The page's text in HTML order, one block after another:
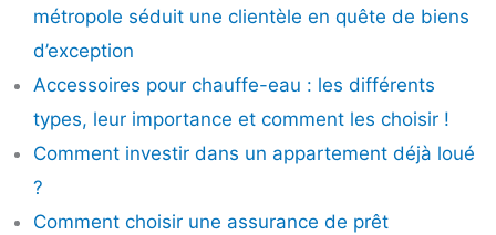
métropole séduit une clientèle en quête de biens
d’exception
Accessoires pour chauffe-eau : les différents
types, leur importance et comment les choisir !
Comment investir dans un appartement déjà loué
?
Comment choisir une assurance de prêt